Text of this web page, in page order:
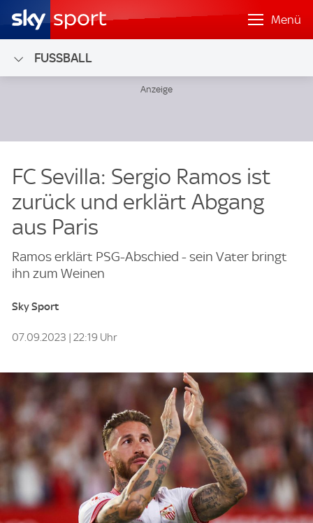
Menü
FUSSBALL
FC Sevilla: Sergio Ramos ist
zurück und erklärt Abgang
aus Paris
Ramos erklärt PSG-Abschied - sein Vater bringt
ihn zum Weinen
Sky Sport
07.09.2023 | 22:19 Uhr